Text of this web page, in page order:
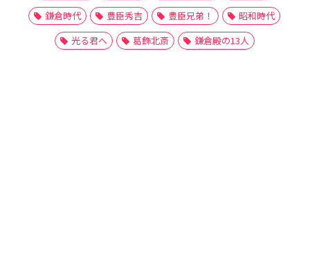
鎌倉時代
豊臣秀吉 豊臣兄弟！
昭和時代
光る君へ
葛飾北斎 鎌倉殿の13人